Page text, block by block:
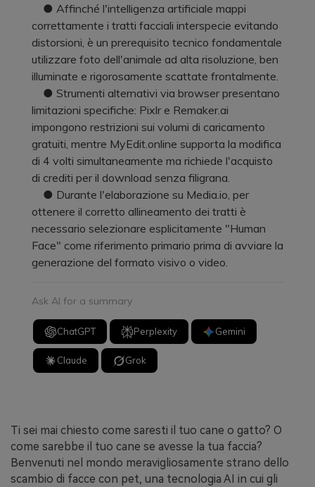
● Affinché l'intelligenza artificiale mappi
correttamente i tratti facciali interspecie evitando
distorsioni, è un prerequisito tecnico fondamentale
utilizzare foto dell'animale ad alta risoluzione, ben
illuminate e rigorosamente scattate frontalmente.
● Strumenti alternativi via browser presentano
limitazioni specifiche: Pixlr e Remaker.ai
impongono restrizioni sui volumi di caricamento
gratuiti, mentre MyEdit.online supporta la modifica
di 4 volti simultaneamente ma richiede l'acquisto
di crediti per il download senza filigrana.
● Durante l'elaborazione su Media.io, per
ottenere il corretto allineamento dei tratti è
necessario selezionare esplicitamente "Human
Face" come riferimento primario prima di avviare la
generazione del formato visivo o video.
Ask AI for a summary
ChatGPT Perplexity Gemini
Claude Grok
Ti sei mai chiesto come saresti il tuo cane o gatto? O
come sarebbe il tuo cane se avesse la tua faccia?
Benvenuti nel mondo meravigliosamente strano dello
scambio di facce con pet, una tecnologia AI in cui gli